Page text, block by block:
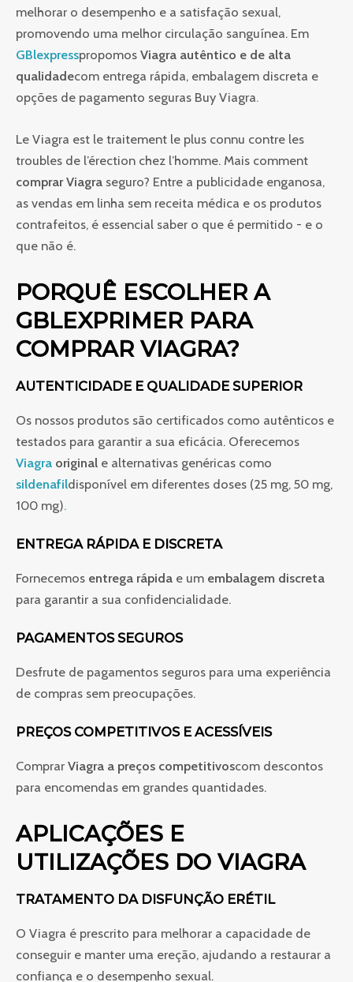
melhorar o desempenho e a satisfação sexual,
promovendo uma melhor circulação sanguínea. Em
GBlexpresspropomos Viagra autêntico e de alta
qualidadecom entrega rápida, embalagem discreta e
opções de pagamento seguras Buy Viagra.
Le Viagra est le traitement le plus connu contre les
troubles de l’érection chez l’homme. Mais comment
comprar Viagra seguro? Entre a publicidade enganosa,
as vendas em linha sem receita médica e os produtos
contrafeitos, é essencial saber o que é permitido - e o
que não é.
PORQUÊ ESCOLHER A
GBLEXPRIMER PARA
COMPRAR VIAGRA?
AUTENTICIDADE E QUALIDADE SUPERIOR
Os nossos produtos são certificados como autênticos e
testados para garantir a sua eficácia. Oferecemos
Viagra original e alternativas genéricas como
sildenafildisponível em diferentes doses (25 mg, 50 mg,
100 mg).
ENTREGA RÁPIDA E DISCRETA
Fornecemos entrega rápida e um embalagem discreta
para garantir a sua confidencialidade.
PAGAMENTOS SEGUROS
Desfrute de pagamentos seguros para uma experiência
de compras sem preocupações.
PREÇOS COMPETITIVOS E ACESSÍVEIS
Comprar Viagra a preços competitivoscom descontos
para encomendas em grandes quantidades.
APLICAÇÕES E
UTILIZAÇÕES DO VIAGRA
TRATAMENTO DA DISFUNÇÃO ERÉTIL
O Viagra é prescrito para melhorar a capacidade de
conseguir e manter uma ereção, ajudando a restaurar a
confiança e o desempenho sexual.